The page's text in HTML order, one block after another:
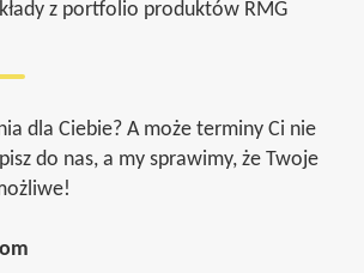
z portfolio produktów RMG
dla Ciebie? A może terminy Ci nie
do nas, a my sprawimy, że Twoje